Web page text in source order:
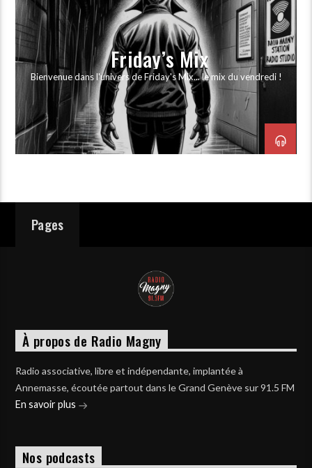
Friday’s Mix
Bienvenue dans l'univers de Friday's Mix... le mix du vendredi !
Pages
À propos de Radio Magny
Radio associative, libre et indépendante, implantée à
Annemasse, écoutée partout dans le Grand Genève sur 91.5 FM
En savoir plus
Nos podcasts